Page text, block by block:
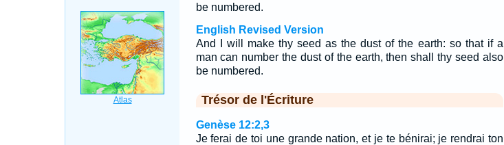
be numbered.
English Revised Version
And I will make thy seed as the dust of the earth: so that if a
man can number the dust of the earth, then shall thy seed also
be numbered.
Trésor de l'Écriture
Genèse 12:2,3
Je ferai de toi une grande nation, et je te bénirai; je rendrai ton